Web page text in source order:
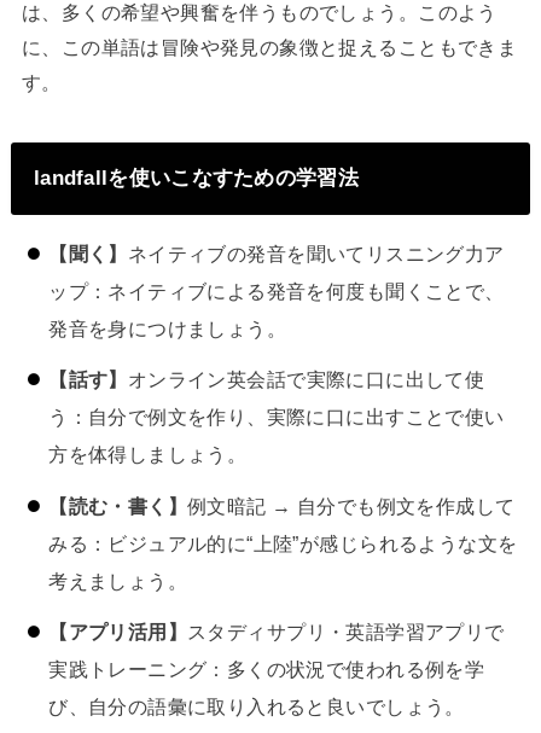
は、多くの希望や興奮を伴うものでしょう。このよう
に、この単語は冒険や発見の象徴と捉えることもできま
す。
landfallを使いこなすための学習法
【聞く】 ネイティブの発音を聞いてリスニング力ア
ップ：ネイティブによる発音を何度も聞くことで、
発音を身につけましょう。
【話す】 オンライン英会話で実際に口に出して使
う：自分で例文を作り、実際に口に出すことで使い
方を体得しましょう。
【読む・書く】例文暗記 → 自分でも例文を作成して
みる：ビジュアル的に“上陸”が感じられるような文を
考えましょう。
【アプリ活用】
スタディサプリ・英語学習アプリで
実践トレーニング：多くの状況で使われる例を学
び、自分の語彙に取り入れると良いでしょう。